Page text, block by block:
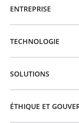
ENTREPRISE
TECHNOLOGIE
SOLUTIONS
ÉTHIQUE ET